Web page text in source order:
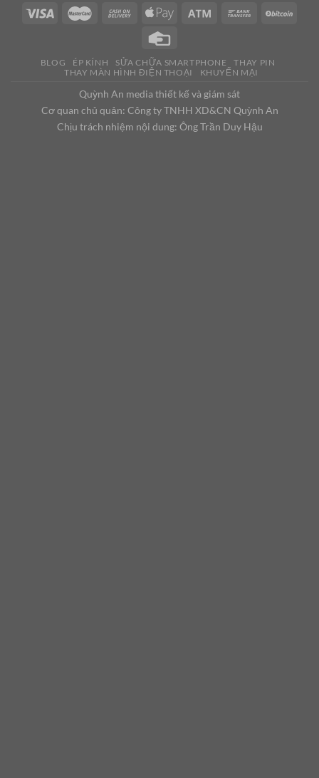
BLOG ÉP KÍNH SỬA CHỮA SMARTPHONE
THAY PIN
THAY MÀN HÌNH ĐIỆN THOẠI
KHUYẾN MẠI
Quỳnh An media thiết kế và giám sát
Cơ quan chủ quản: Công ty TNHH XD&CN Quỳnh An
Chịu trách nhiệm nội dung: Ông Trần Duy Hậu